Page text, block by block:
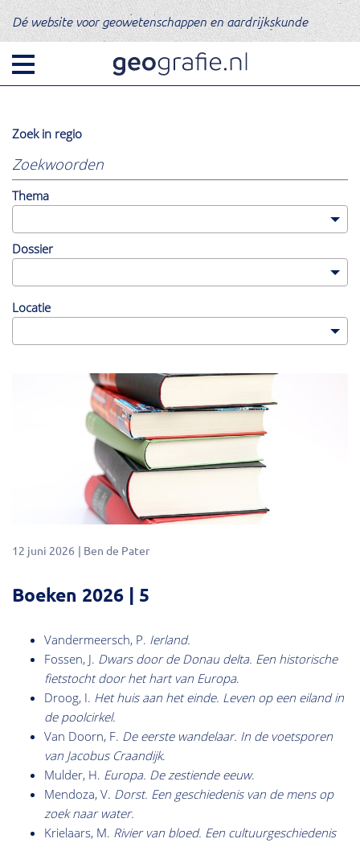
Dé website voor geowetenschappen en aardrijkskunde
Zoek in regio
Er
worden
alleen
resultaten
uit
regio
getoond.
Klik
om
resetten.
Thema
Dossier
Categorie
Opinie
Locatie
12 juni 2026 Ben de Pater
Boeken 2026 | 5
Vandermeersch, P. Ierland.
Fossen, J. Dwars door de Donau delta. Een historische
fietstocht door het hart van Europa.
Droog, I. Het huis aan het einde. Leven op een eiland in
de poolcirkel.
Van Doorn, F. De eerste wandelaar. In de voetsporen
van Jacobus Craandijk.
Mulder, H. Europa. De zestiende eeuw.
Mendoza, V. Dorst. Een geschiedenis van de mens op
zoek naar water.
Krielaars, M. Rivier van bloed. Een cultuurgeschiedenis